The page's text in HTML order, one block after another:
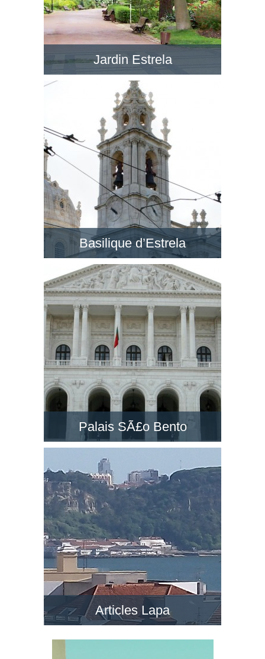
Jardin Estrela
Le Jardim da Estrela en face de la BasÃ­lica da
Estrela est un jardin romantique avec de petits
lacs, dans un style anglais. Visitez ce jardin !
Basilique d’Estrela
Au quartier de Lapa, la Basilique d’Estrela est
un des grands monuments à Lisbonne. Visitez-
la et découvrez le paysage dans son belvédère
!
Palais SÃ£o Bento
Le PalÃ¡cio de SÃ£o Bento est un majestueux
palais néo-classique situé à Lisbonne.
Découvrez le siège du Parlement du Portugal !
Articles Lapa